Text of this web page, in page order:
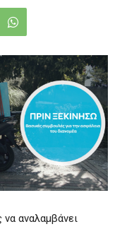
αναλαμβάνει